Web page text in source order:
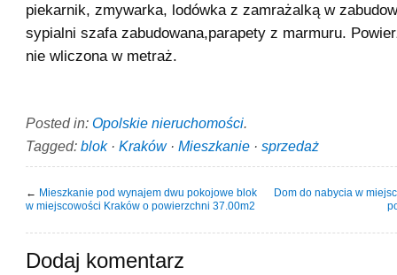
piekarnik, zmywarka, lodówka z zamrażalką w
sypialni szafa zabudowana,parapety z marmuru.
nie wliczona w metraż.
Posted in: Opolskie nieruchomości.
Tagged: blok· Kraków· Mieszkanie · sprzedaż
← Mieszkanie pod wynajem dwu pokojowe blok
w miejscowości Kraków o powierzchni 37.00m2
Dom do nabycia w
Dodaj komentarz